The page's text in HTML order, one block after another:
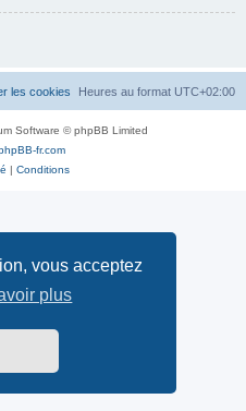
vous acceptez
plus
Heures au format UTC+02:00
les cookies
Software © phpBB Limited
fr.com
| Conditions